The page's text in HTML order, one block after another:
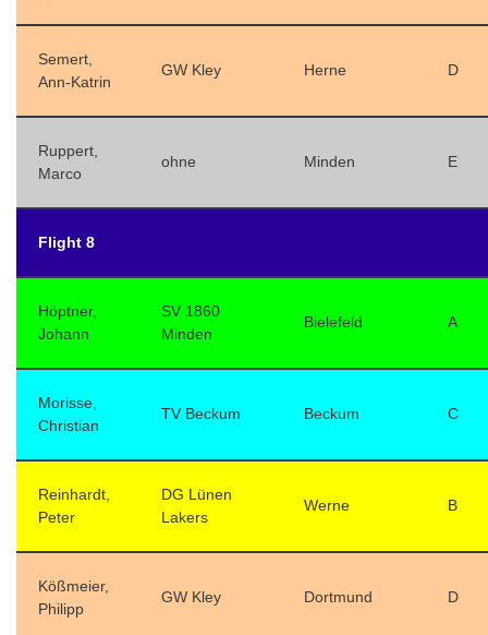
Semert,
Ann-Katrin
GW Kley Herne D
Ruppert,
Marco
ohne Minden E
Flight 8
Höptner,
Johann
SV 1860
Minden
Bielefeld A
Morisse,
Christian
TV Beckum Beckum C
Reinhardt,
Peter
DG Lünen
Lakers
Werne B
Kößmeier,
Philipp
GW Kley Dortmund D